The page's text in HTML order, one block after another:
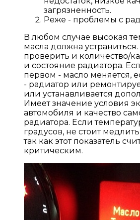
загрязненность.
Реже - проблемы с
В любом случае высокая
масла должна
проверить и количество/
и состояние радиатора.
первом - масло меняется,
- радиатор или
или устанавливается
Имеет значение условия
автомобиля и качество
радиатора. Если
градусов, не стоит
так как этот показатель
критическим.